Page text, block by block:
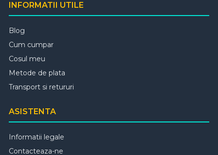
INFORMATII UTILE
Blog
Cum cumpar
Cosul meu
Metode de plata
Transport si retururi
ASISTENTA
Informatii legale
Contacteaza-ne